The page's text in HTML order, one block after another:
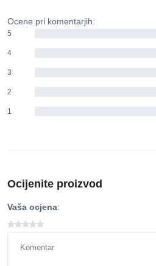
Ocene pri komentarjih:
5
4
3
2
1
Ocijenite proizvod
Vaša ocjena: